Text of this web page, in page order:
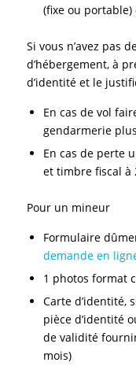
(fixe ou
Si vous n’avez pas
d’hébergement, à
d’identité et le
En cas de vol
gendarmerie
En cas de perte
et timbre fiscal à
Pour un mineur
Formulaire
demande en
1 photos format
Carte d’identité,
pièce d’identité
de validité
mois)